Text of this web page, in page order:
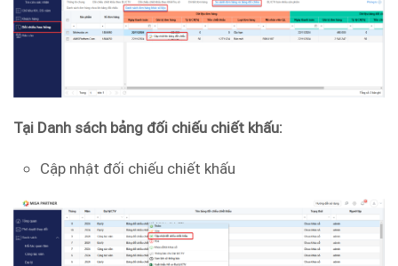
Tại Danh sách bảng đối chiếu chiết khấu:
Cập nhật đối chiếu chiết khấu